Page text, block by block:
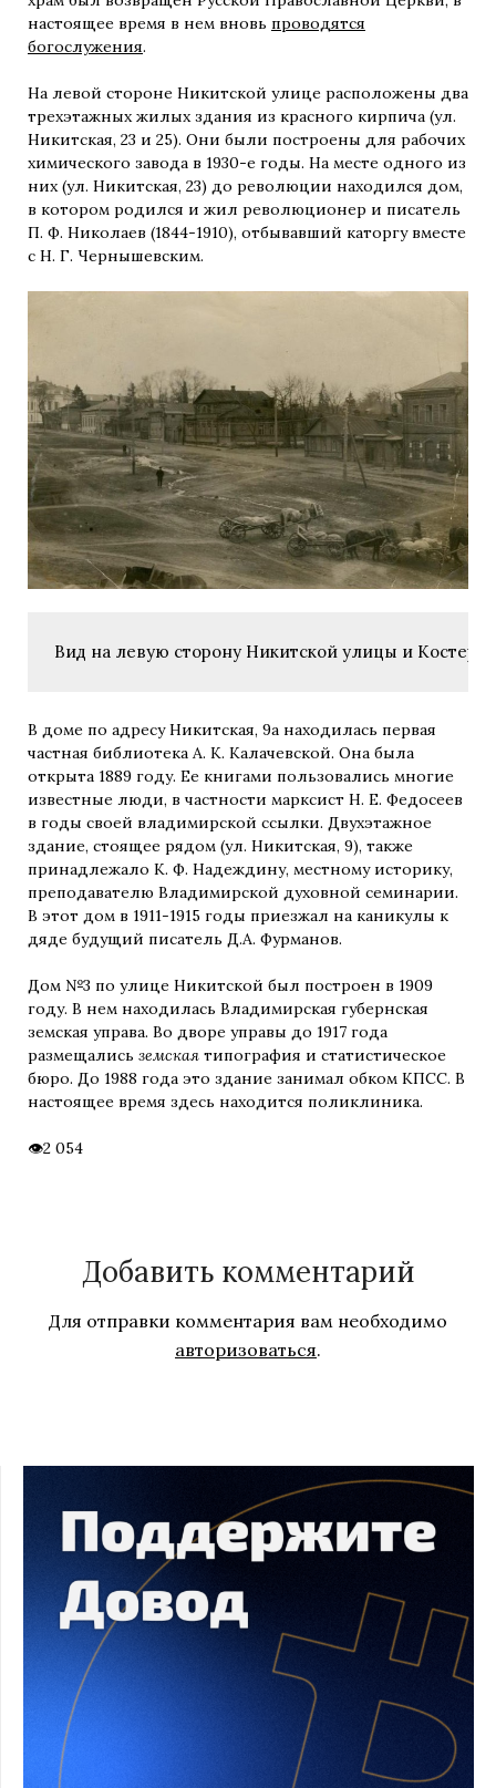
настоящее время в нем вновь проводятся
богослужения.
На левой стороне Никитской улице расположены два
трехэтажных жилых здания из красного кирпича (ул.
Никитская, 23 и 25). Они были построены для рабочих
химического завода в 1930-е годы. На месте одного из
них (ул. Никитская, 23) до революции находился дом,
в котором родился и жил революционер и писатель
П. Ф. Николаев (1844-1910), отбывавший каторгу вместе
с Н. Г. Чернышевским.
Вид на левую сторону Никитской улицы и
В доме по адресу Никитская, 9а находилась первая
частная библиотека А. К. Калачевской. Она была
открыта 1889 году. Ее книгами пользовались многие
известные люди, в частности марксист Н. Е. Федосеев
в годы своей владимирской ссылки. Двухэтажное
здание, стоящее рядом (ул. Никитская, 9), также
принадлежало К. Ф. Надеждину, местному историку,
преподавателю Владимирской духовной семинарии.
В этот дом в 1911-1915 годы приезжал на каникулы к
дяде будущий писатель Д.А. Фурманов.
Дом №3 по улице Никитской был построен в 1909
году. В нем находилась Владимирская губернская
земская управа. Во дворе управы до 1917 года
размещались земская типография и статистическое
бюро. До 1988 года это здание занимал обком КПСС. В
настоящее время здесь находится поликлиника.
2 054
Добавить комментарий
Для отправки комментария вам необходимо
авторизоваться.